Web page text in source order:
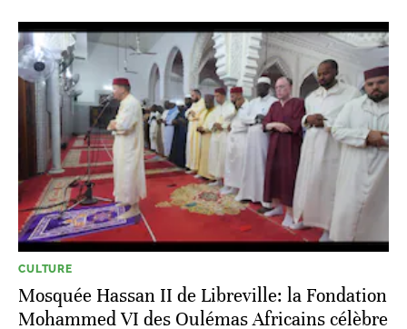
CULTURE
Mosquée Hassan II de Libreville: la Fondation
Mohammed VI des Oulémas Africains célèbre